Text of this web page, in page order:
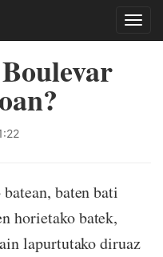
baten bati
horietako batek,
lapurtutako diruaz